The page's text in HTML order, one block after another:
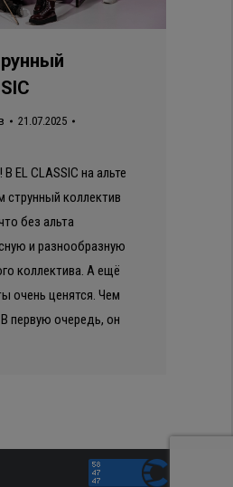
21.07.2025
EL CLASSIC на альте
струнный коллектив
без альта
и разнообразную
коллектива. А ещё
очень ценятся. Чем
В первую очередь, он